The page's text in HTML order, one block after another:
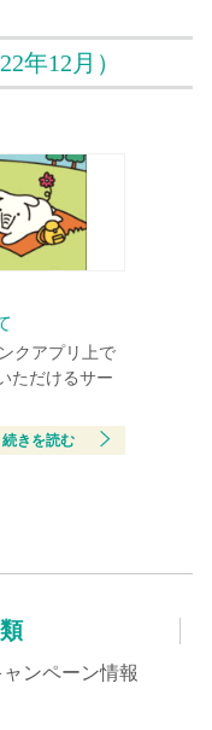
年12月）
クアプリ上で
ただけるサー
続きを読む
ャンペーン情報